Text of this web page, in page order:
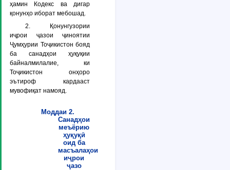
ҳамин Кодекс ва дигар
қонунҳо иборат мебошад.
2. Қонунгузории
иҷрои ҷазои ҷиноятии
Ҷумҳурии Тоҷикистон бояд
ба санадҳои ҳуқуқии
байналмилалие, ки
Тоҷикистон онҳоро
эътироф кардааст
мувофиқат намояд.
Моддаи 2.
Санадҳои
меъёрию
ҳуқуқӣ
оид ба
масъалаҳои
иҷрои
ҷазо